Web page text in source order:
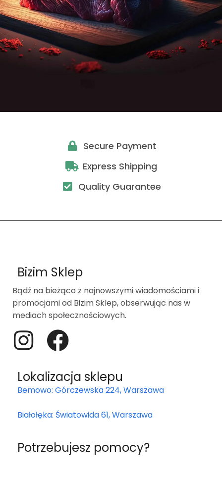
Secure Payment
Express Shipping
Quality Guarantee
Bizim Sklep
Bądź na bieżąco z najnowszymi wiadomościami i
promocjami od Bizim Sklep, obserwując nas w
mediach społecznościowych.
Lokalizacja sklepu
Bemowo: Górczewska 224, Warszawa
Białołęka: Światowida 61, Warszawa
Potrzebujesz pomocy?